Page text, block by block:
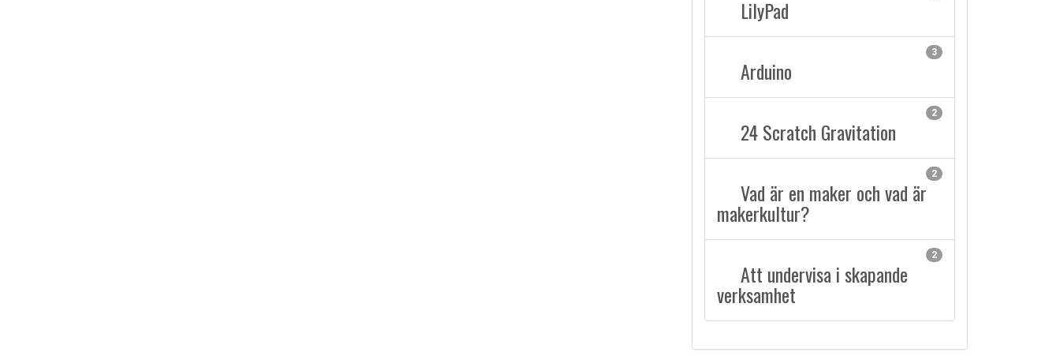
LilyPad
3
Arduino
2
24 Scratch Gravitation
2
Vad är en maker och vad är
makerkultur?
2
Att undervisa i skapande
verksamhet